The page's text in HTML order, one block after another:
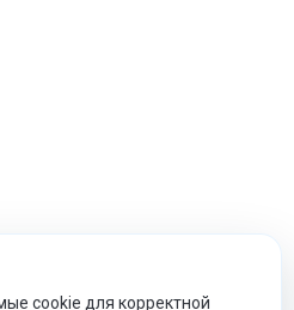
cookie для корректной